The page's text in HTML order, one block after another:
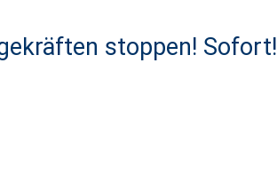
stoppen! Sofort!